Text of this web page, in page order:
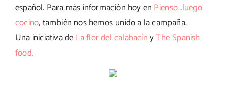
español. Para más información hoy en Pienso…luego
cocino, también nos hemos unido a la campaña.
Una iniciativa de La flor del calabacínyThe Spanish
food.